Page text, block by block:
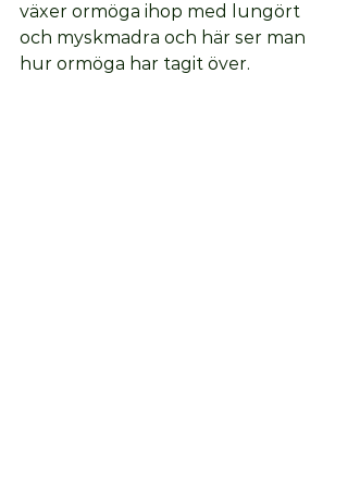
växer ormöga ihop med lungört
och myskmadra och här ser man
hur ormöga har tagit över.